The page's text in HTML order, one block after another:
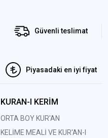
Güvenli teslimat
Piyasadaki en iyi fiyat
KURAN-I KERİM
ORTA BOY KUR'AN
KELİME MEALİ VE KUR'AN-I